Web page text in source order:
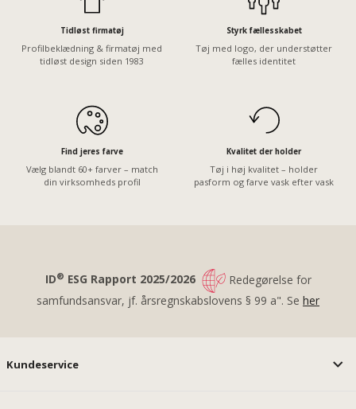
Tidløst firmatøj
Profilbeklædning & firmatøj med
tidløst design siden 1983
Styrk fællesskabet
Tøj med logo, der understøtter
fælles identitet
Find jeres farve
Vælg blandt 60+ farver – match
din virksomheds profil
Kvalitet der holder
Tøj i høj kvalitet – holder
pasform og farve vask efter vask
ID® ESG Rapport 2025/2026
Redegørelse for
samfundsansvar, jf. årsregnskabslovens § 99 a". Se her
Kundeservice